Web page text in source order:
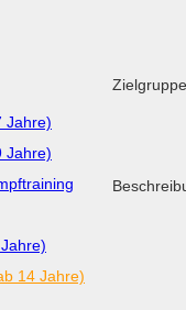
Jahre)
Jahre)
14 Jahre)